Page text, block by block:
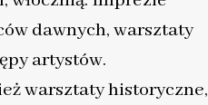
dawnych, warsztaty
artystów.
warsztaty historyczne,